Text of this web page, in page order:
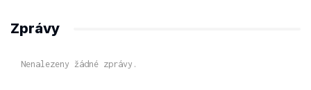
Zprávy
Nenalezeny žádné zprávy.